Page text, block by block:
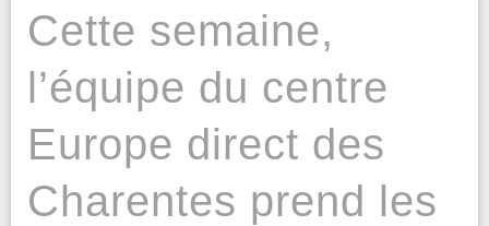
Cette semaine,
l’équipe du centre
Europe direct des
Charentes prend les